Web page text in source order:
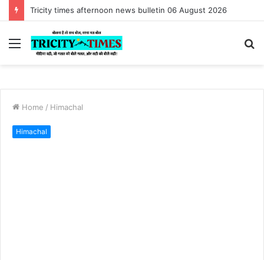
Tricity times afternoon news bulletin 06 August 2026
Menu
Home / Himachal
Himachal